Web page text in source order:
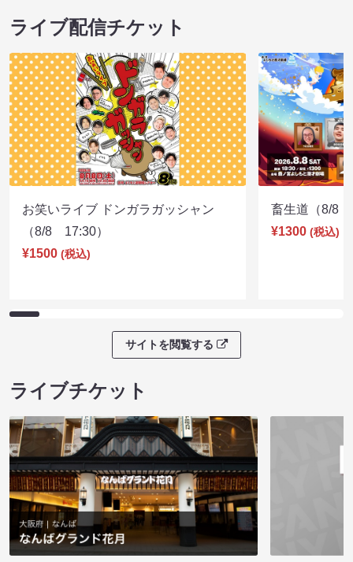
ライブ配信チケット
お笑いライブ ドンガラガッシャン
（8/8 17:30）
¥1500 (税込)
畜生道（8/8
¥1300 (税込)
サイトを閲覧する
ライブチケット